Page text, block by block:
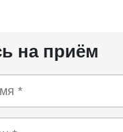
на приём